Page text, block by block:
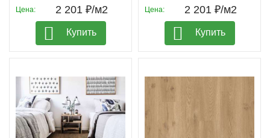
Цена: 2 201 ₽/м2
Купить
Цена: 2 201 ₽/м2
Купить